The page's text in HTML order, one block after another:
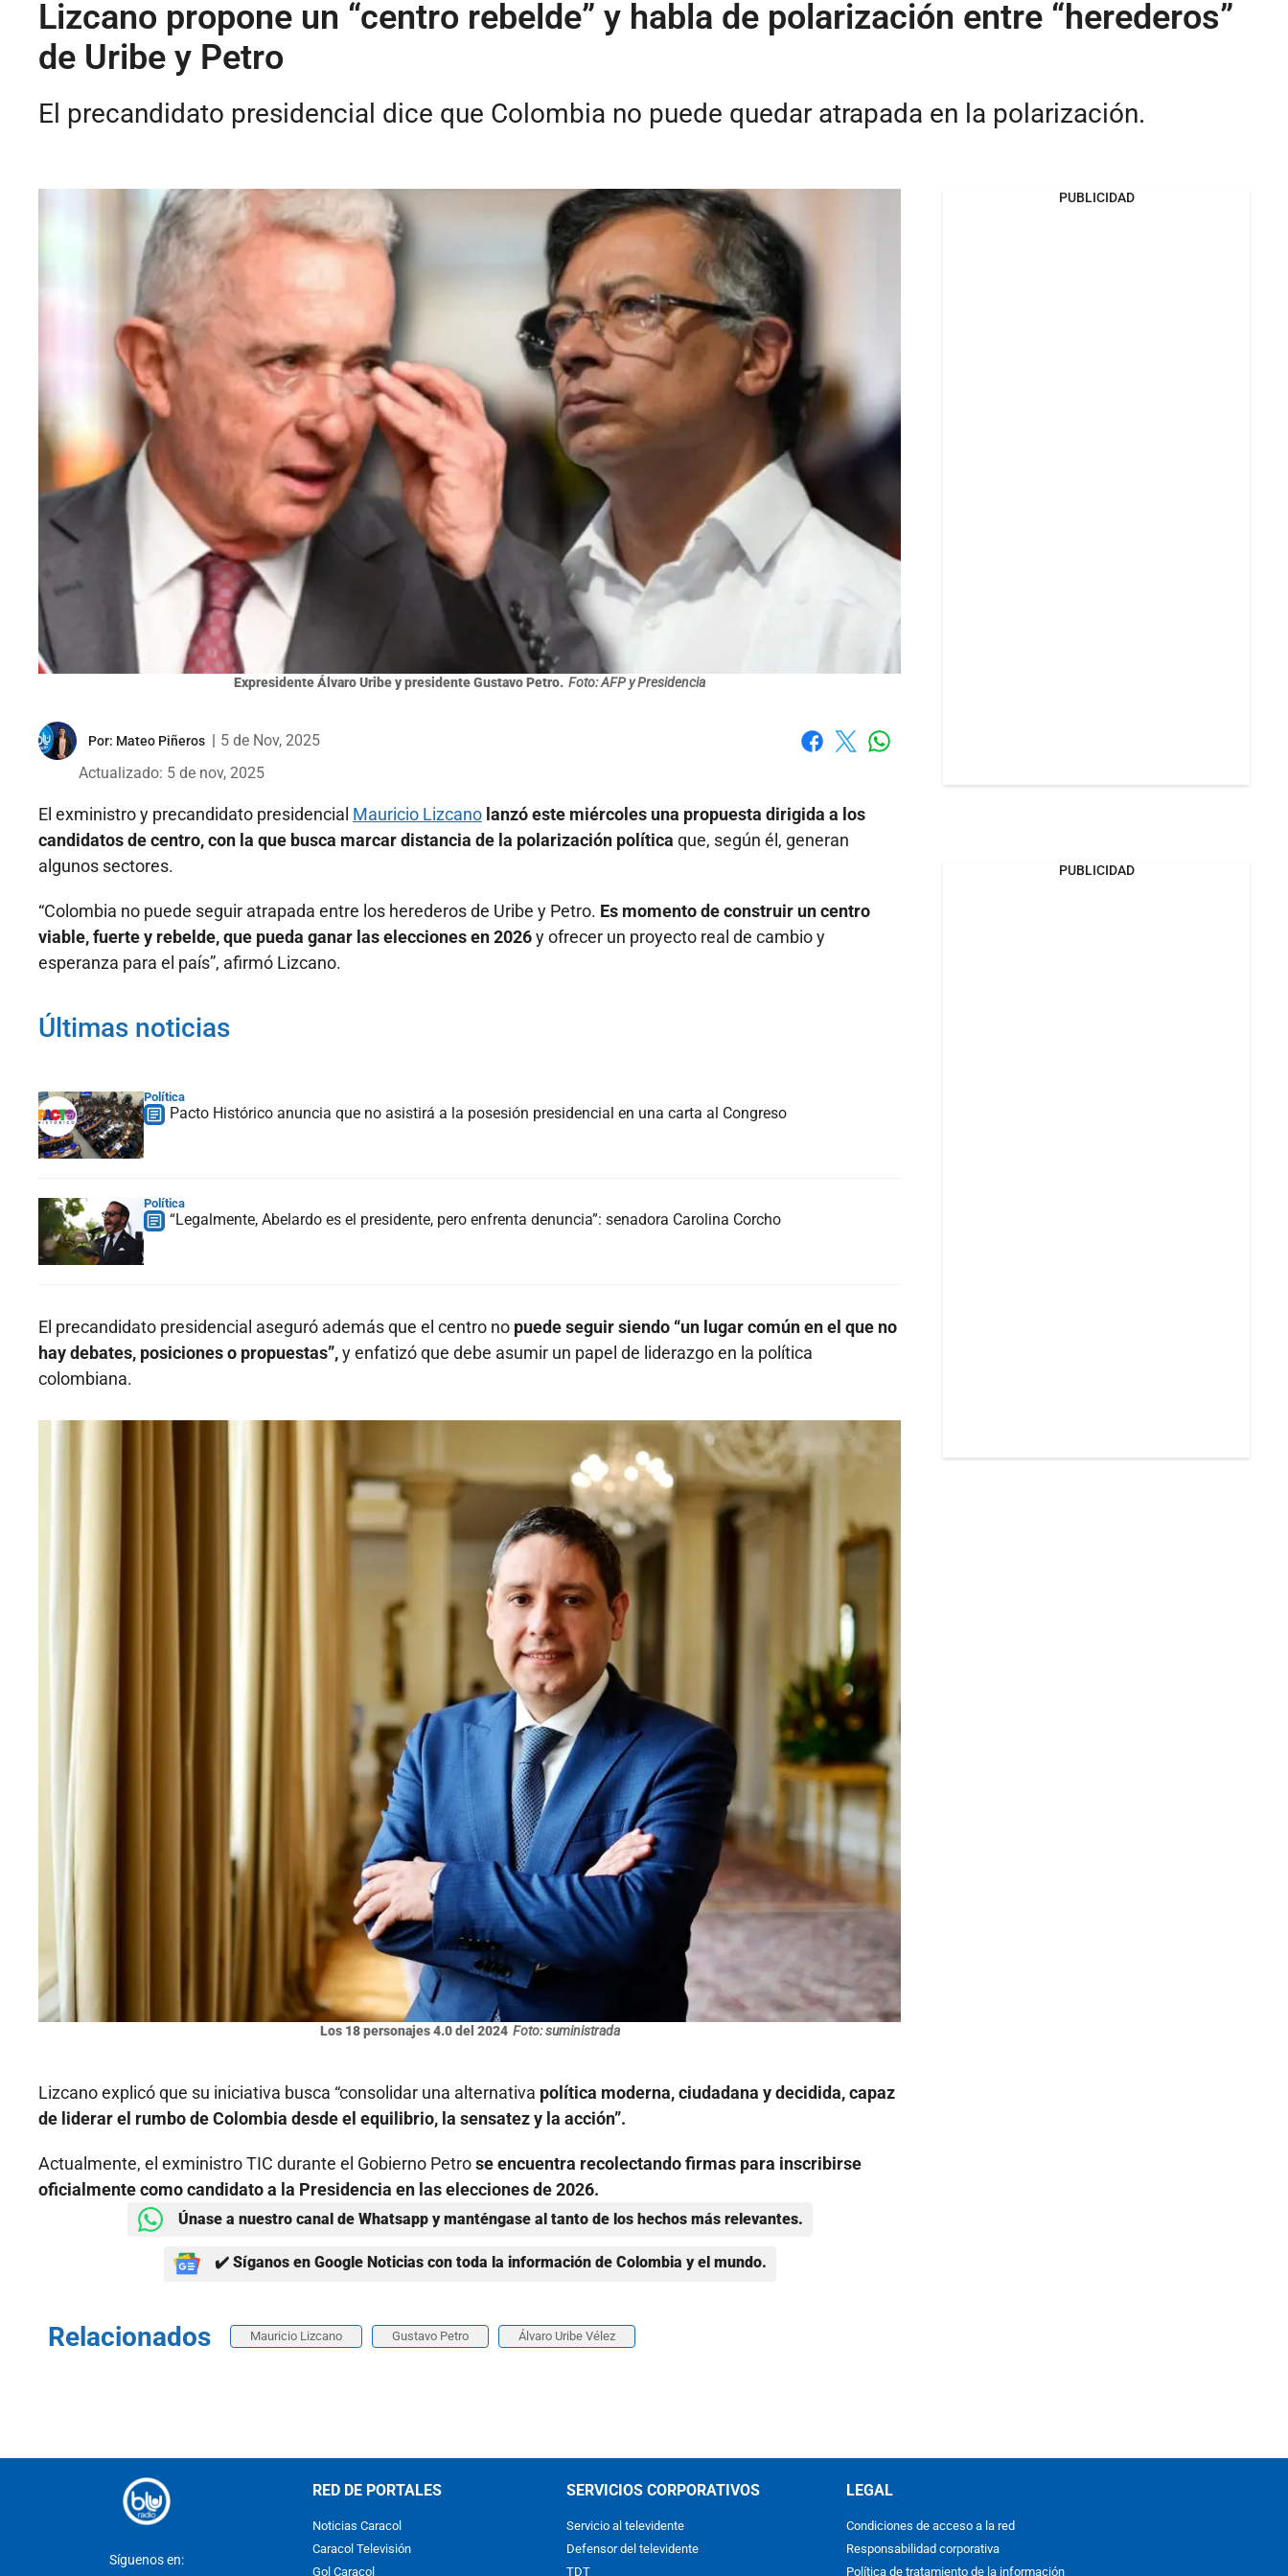
Lizcano propone un “centro rebelde” y habla de polarización entre “herederos”
de Uribe y Petro
El precandidato presidencial dice que Colombia no puede quedar atrapada en la polarización.
Expresidente Álvaro Uribe y presidente Gustavo Petro. Foto: AFP y Presidencia
Por: Mateo Piñeros
5 de Nov, 2025
Actualizado: 5 de nov, 2025
El exministro y precandidato presidencial Mauricio Lizcano lanzó este miércoles una propuesta dirigida a los
candidatos de centro, con la que busca marcar distancia de la polarización política que, según él, generan
algunos sectores.
“Colombia no puede seguir atrapada entre los herederos de Uribe y Petro. Es momento de construir un centro
viable, fuerte y rebelde, que pueda ganar las elecciones en 2026y ofrecer un proyecto real de cambio y
esperanza para el país”, afirmó Lizcano.
Últimas noticias
Política
Pacto Histórico anuncia que no asistirá a la posesión presidencial en una carta al Congreso
Política
“Legalmente, Abelardo es el presidente, pero enfrenta denuncia”: senadora Carolina Corcho
El precandidato presidencial aseguró además que el centro no puede seguir siendo “un lugar común en el que no
hay debates, posiciones o propuestas”,y enfatizó que debe asumir un papel de liderazgo en la política
colombiana.
Los 18 personajes 4.0 del 2024 Foto: suministrada
Lizcano explicó que su iniciativa busca “consolidar una alternativa política moderna, ciudadana y decidida, capaz
de liderar el rumbo de Colombia desde el equilibrio, la sensatez y la acción”.
Actualmente, el exministro TIC durante el Gobierno Petroseencuentra recolectando firmas para inscribirse
oficialmente como candidato a la Presidencia en las elecciones de 2026.
Únase a nuestro canal de Whatsapp y manténgase al tanto de los hechos más relevantes.
✔️ Síganos en Google Noticias con toda la información de Colombia y el mundo.
Relacionados Mauricio Lizcano Gustavo Petro Álvaro Uribe Vélez
PUBLICIDAD
PUBLICIDAD
Síguenos en:
RED DE PORTALES
Noticias Caracol
Caracol Televisión
Gol Caracol
SERVICIOS CORPORATIVOS
Servicio al televidente
Defensor del televidente
TDT
LEGAL
Condiciones de acceso a la red
Responsabilidad corporativa
Política de tratamiento de la información